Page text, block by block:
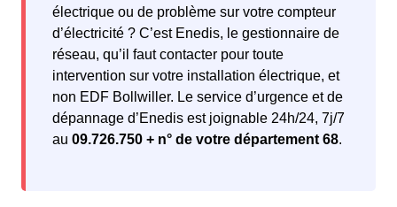
électrique ou de problème sur votre compteur
d’électricité ? C’est Enedis, le gestionnaire de
réseau, qu’il faut contacter pour toute
intervention sur votre installation électrique, et
non EDF Bollwiller. Le service d’urgence et de
dépannage d’Enedis est joignable 24h/24, 7j/7
au 09.726.750 + n° de votre département 68.